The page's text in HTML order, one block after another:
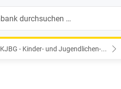
KJBG - Kinder- und Jugendlichen-...